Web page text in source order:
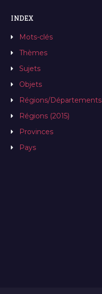
INDEX
Mots-clés
Thèmes
Sujets
Objets
Régions/Départements
Régions (2015)
Provinces
Pays